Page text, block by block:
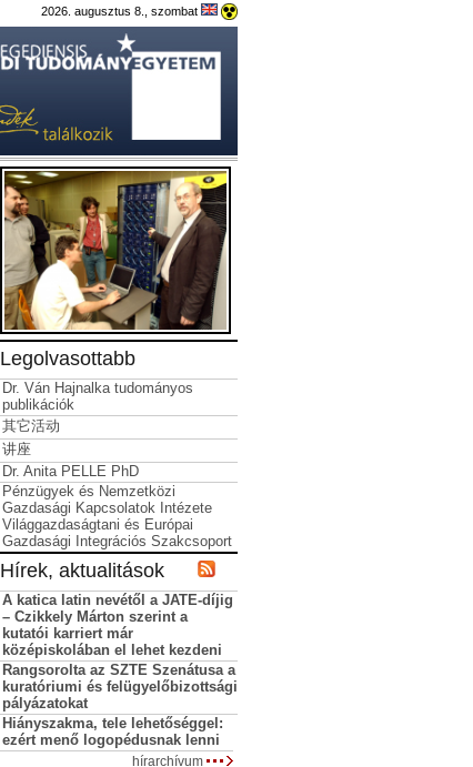
2026. augusztus 8., szombat
Legolvasottabb
Dr. Ván Hajnalka tudományos
publikációk
其它活动
讲座
Dr. Anita PELLE PhD
Pénzügyek és Nemzetközi
Gazdasági Kapcsolatok Intézete
Világgazdaságtani és Európai
Gazdasági Integrációs Szakcsoport
Hírek, aktualitások
A katica latin nevétől a JATE-díjig
– Czikkely Márton szerint a
kutatói karriert már
középiskolában el lehet kezdeni
Rangsorolta az SZTE Szenátusa a
kuratóriumi és felügyelőbizottsági
pályázatokat
Hiányszakma, tele lehetőséggel:
ezért menő logopédusnak lenni
hírarchívum